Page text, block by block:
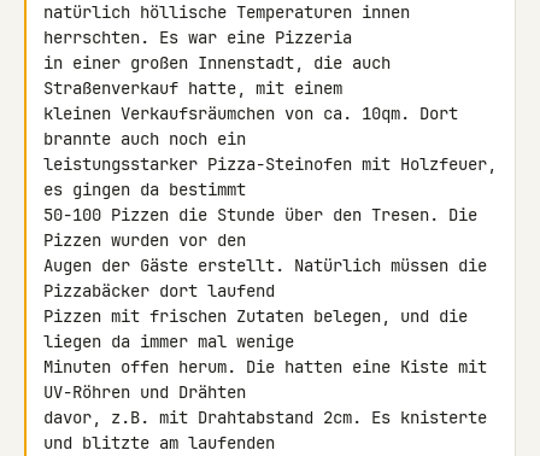
natürlich höllische Temperaturen innen
herrschten. Es war eine Pizzeria
in einer großen Innenstadt, die auch
Straßenverkauf hatte, mit einem
kleinen Verkaufsräumchen von ca. 10qm. Dort
brannte auch noch ein
leistungsstarker Pizza-Steinofen mit Holzfeuer,
es gingen da bestimmt
50-100 Pizzen die Stunde über den Tresen. Die
Pizzen wurden vor den
Augen der Gäste erstellt. Natürlich müssen die
Pizzabäcker dort laufend
Pizzen mit frischen Zutaten belegen, und die
liegen da immer mal wenige
Minuten offen herum. Die hatten eine Kiste mit
UV-Röhren und Drähten
davor, z.B. mit Drahtabstand 2cm. Es knisterte
und blitzte am laufenden